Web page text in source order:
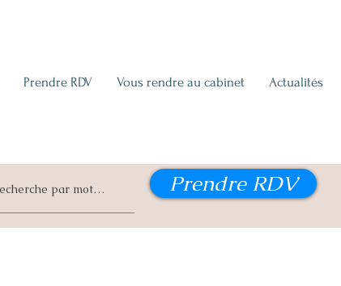
Prendre RDV Vous rendre au cabinet Actualités
Prendre RDV